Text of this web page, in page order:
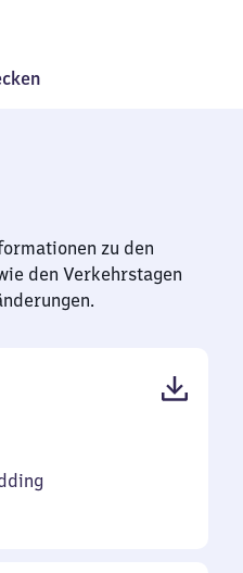
zu den
den Verkehrstagen